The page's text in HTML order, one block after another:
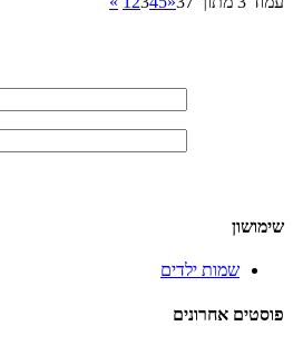
שימושון
שמות ילדים
פוסטים אחרונים